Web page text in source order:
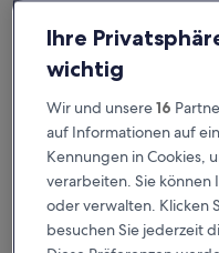
Inn at the Beach
Ihre
wichtig
Wir und unsere16
auf Informationen auf
Kennungen in Cookies,
verarbeiten. Sie können
oder verwalten. Klicken
besuchen Sie jederzeit